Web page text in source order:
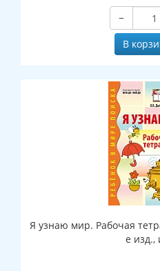
−
В
Я узнаю мир. Рабочая
е изд.,